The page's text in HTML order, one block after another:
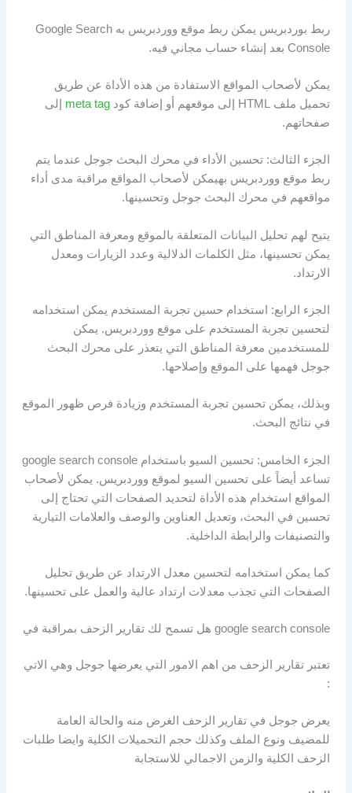
ربط بوردبريس يمكن ربط موقع ووردبريس به Google Search
Console بعد إنشاء حساب مجاني فيه.
يمكن لأصحاب المواقع الاستفادة من هذه الأداة عن طريق
تحميل ملف HTML إلى موقعهم أو إضافة كود
meta tag إلى
صفحاتهم.
الجزء الثالث: تحسين الأداء في محرك البحث جوجل عندما يتم
ربط موقع ووردبريس بهيمكن لأصحاب المواقع مراقبة مدى أداء
مواقعهم في محرك البحث جوجل وتحسينها.
يتيح لهم تحليل البيانات المتعلقة بالموقع ومعرفة المناطق التي
يمكن تحسينها، مثل الكلمات الدلالية وعدد الزيارات ومعدل
الارتداد.
الجزء الرابع: استخدام حسين تجربة المستخدم يمكن استخدامه
لتحسين تجربة المستخدم على موقع ووردبريس. يمكن
للمستخدمين معرفة المناطق التي يتعذر على محرك البحث
جوجل فهمها على الموقع وإصلاحها.
وبذلك، يمكن تحسين تجربة المستخدم وزيادة فرص ظهور الموقع
في نتائج البحث.
الجزء الخامس: تحسين السيو باستخدام google search console
تساعد أيضاً على تحسين السيو لموقع ووردبريس. يمكن لأصحاب
المواقع استخدام هذه الأداة لتحديد الصفحات التي تحتاج إلى
تحسين في البحث، وتعديل العناوين والوصف والعلامات التيارية
والتصنيفات والرابطة الداخلية.
كما يمكن استخدامه لتحسين معدل الارتداد عن طريق تحليل
الصفحات التي تجذب معدلات ارتداد عالية والعمل على تحسينها.
google search console هل تسمح لك تقارير الزحف بمراقبة في
تعتبر تقارير الزحف من اهم الامور التي يعرضها جوجل وهي الاتي
:
يعرض جوجل في تقارير الزحف الغرض منه والحالة العامة
للمضيف ونوع الملف وكذلك حجم التحميلات الكلية وايضا طلبات
الزحف الكلية والزمن الاجمالي للاستجابة